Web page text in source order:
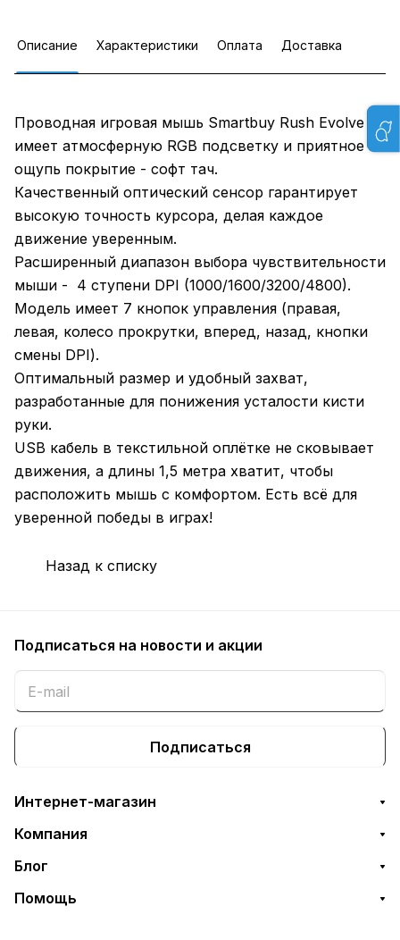
Описание Характеристики Оплата Доставка
Проводная игровая мышь Smartbuy Rush Evolve
имеет атмосферную RGB подсветку и приятное на
ощупь покрытие - софт тач.
Качественный оптический сенсор гарантирует
высокую точность курсора, делая каждое
движение уверенным.
Расширенный диапазон выбора чувствительности
мыши - 4 ступени DPI (1000/1600/3200/4800).
Модель имеет 7 кнопок управления (правая,
левая, колесо прокрутки, вперед, назад, кнопки
смены DPI).
Оптимальный размер и удобный захват,
разработанные для понижения усталости кисти
руки.
USB кабель в текстильной оплётке не сковывает
движения, а длины 1,5 метра хватит, чтобы
расположить мышь с комфортом. Есть всё для
уверенной победы в играх!
Назад к списку
Подписаться на новости и акции
Подписаться
Интернет-магазин
Компания
Блог
Помощь